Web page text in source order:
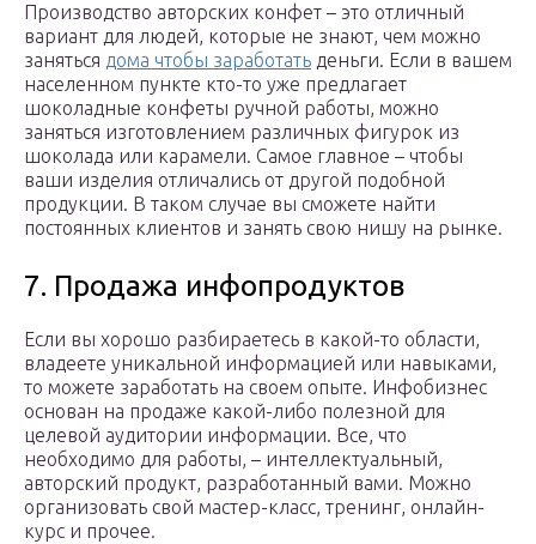
Производство авторских конфет – это отличный
вариант для людей, которые не знают, чем можно
заняться дома чтобы заработать деньги. Если в вашем
населенном пункте кто-то уже предлагает
шоколадные конфеты ручной работы, можно
заняться изготовлением различных фигурок из
шоколада или карамели. Самое главное – чтобы
ваши изделия отличались от другой подобной
продукции. В таком случае вы сможете найти
постоянных клиентов и занять свою нишу на рынке.
7. Продажа инфопродуктов
Если вы хорошо разбираетесь в какой-то области,
владеете уникальной информацией или навыками,
то можете заработать на своем опыте. Инфобизнес
основан на продаже какой-либо полезной для
целевой аудитории информации. Все, что
необходимо для работы, – интеллектуальный,
авторский продукт, разработанный вами. Можно
организовать свой мастер-класс, тренинг, онлайн-
курс и прочее.